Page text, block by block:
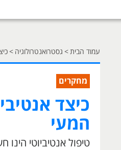
עמוד הבית > גסטרואנטרולוגיה >
מחקרים
כיצד
המעי
טיפול אנטיביוטי